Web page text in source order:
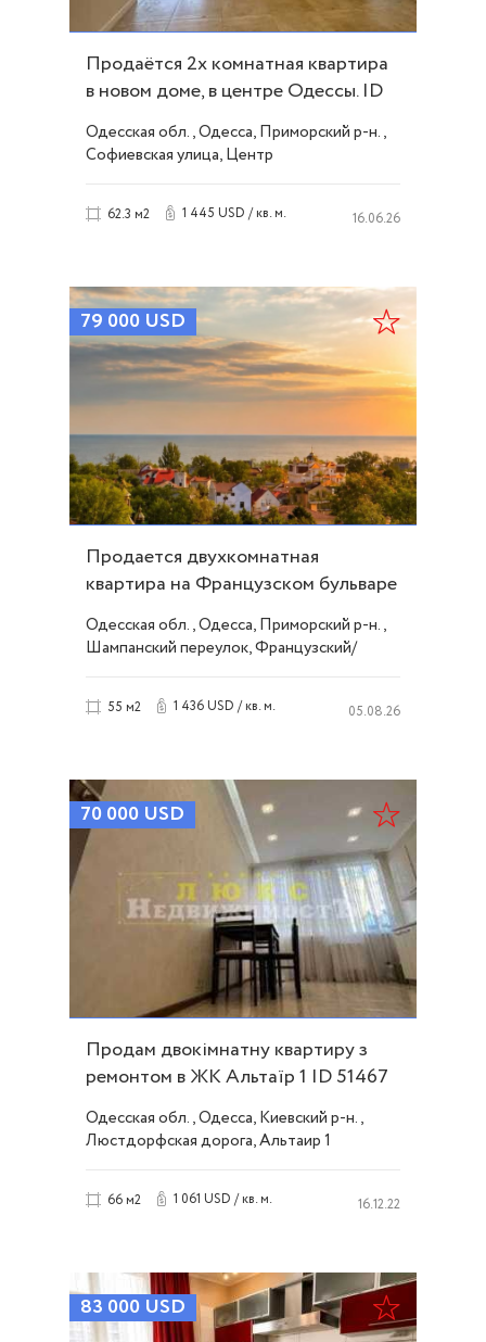
Продаётся 2х комнатная квартира
в новом доме, в центре Одессы. ID
54300
Одесская обл., Одесса, Приморский р-н.,
Софиевская улица, Центр
62.3 м2 1 445 USD / кв. м. 16.06.26
79 000 USD
Продается двухкомнатная
квартира на Французском бульваре
- МОРЕ ID 54016
Одесская обл., Одесса, Приморский р-н.,
Шампанский переулок, Французский/
55 м2 1 436 USD / кв. м. 05.08.26
70 000 USD
Продам двокімнатну квартиру з
ремонтом в ЖК Альтаїр 1 ID 51467
Одесская обл., Одесса, Киевский р-н.,
Люстдорфская дорога, Альтаир 1
66 м2 1 061 USD / кв. м. 16.12.22
83 000 USD